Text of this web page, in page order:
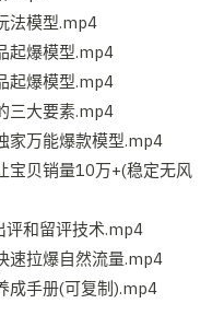
法模型.mp4
起爆模型.mp4
起爆模型.mp4
三大要素.mp4
家万能爆款模型.mp4
宝贝销量10万+(稳定无风
评和留评技术.mp4
速拉爆自然流量.mp4
成手册(可复制).mp4